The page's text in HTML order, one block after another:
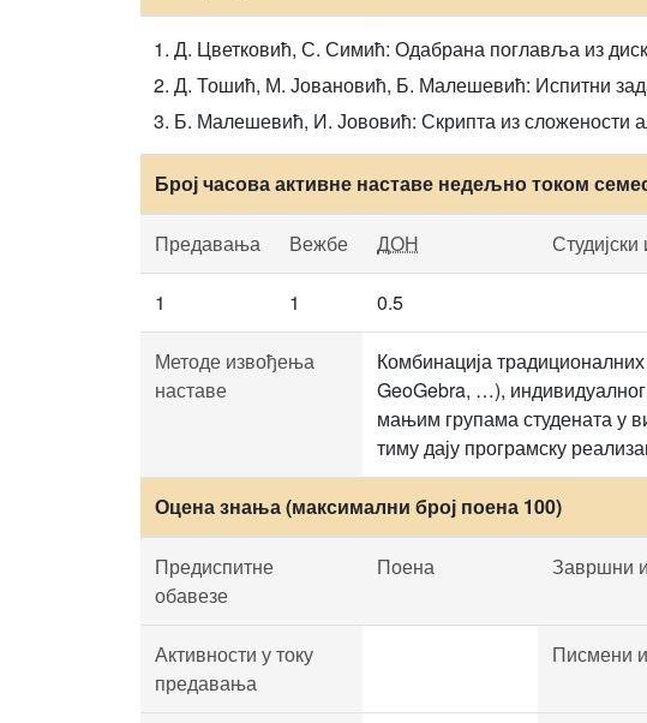
Д. Цветковић, С. Симић: Одабрана поглавља из
Д. Тошић, М. Јовановић, Б. Малешевић: Испитни
Б. Малешевић, И. Јововић: Скрипта из сложености
Број часова активне наставе недељно током
Предавања Вежбе ДОН
1 1 0.5
Методе извођења
наставе
Комбинација
GeoGebra, …),
мањим групама студената у
тиму дају програмску
Оцена знања (максимални број поена 100)
Предиспитне
обавезе
Поена Завршни
Активности у току
предавања
Писмени